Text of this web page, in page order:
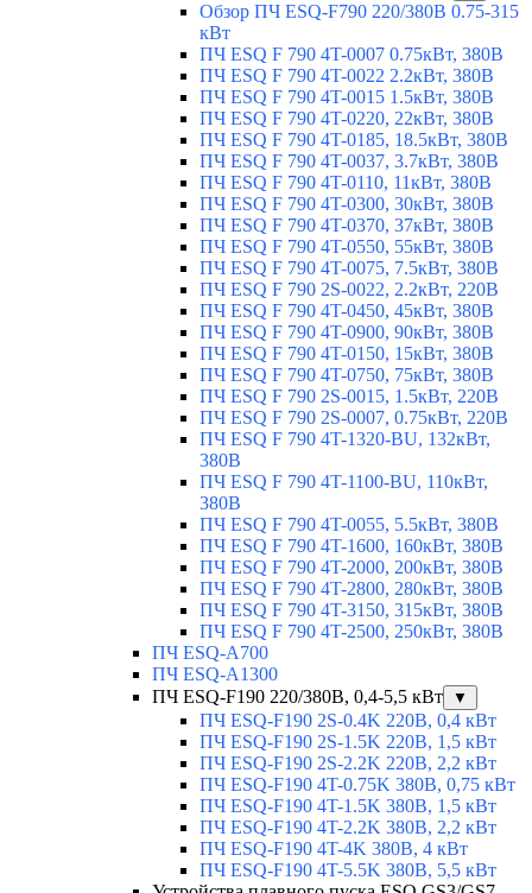
Обзор ПЧ ESQ-F790 220/380В 0.75-315
кВт
ПЧ ESQ F 790 4T-0007 0.75кВт, 380В
ПЧ ESQ F 790 4T-0022 2.2кВт, 380В
ПЧ ESQ F 790 4T-0015 1.5кВт, 380В
ПЧ ESQ F 790 4T-0220, 22кВт, 380В
ПЧ ESQ F 790 4T-0185, 18.5кВт, 380В
ПЧ ESQ F 790 4T-0037, 3.7кВт, 380В
ПЧ ESQ F 790 4T-0110, 11кВт, 380В
ПЧ ESQ F 790 4T-0300, 30кВт, 380В
ПЧ ESQ F 790 4T-0370, 37кВт, 380В
ПЧ ESQ F 790 4T-0550, 55кВт, 380В
ПЧ ESQ F 790 4T-0075, 7.5кВт, 380В
ПЧ ESQ F 790 2S-0022, 2.2кВт, 220В
ПЧ ESQ F 790 4T-0450, 45кВт, 380В
ПЧ ESQ F 790 4T-0900, 90кВт, 380В
ПЧ ESQ F 790 4T-0150, 15кВт, 380В
ПЧ ESQ F 790 4T-0750, 75кВт, 380В
ПЧ ESQ F 790 2S-0015, 1.5кВт, 220В
ПЧ ESQ F 790 2S-0007, 0.75кВт, 220В
ПЧ ESQ F 790 4T-1320-BU, 132кВт,
380В
ПЧ ESQ F 790 4T-1100-BU, 110кВт,
380В
ПЧ ESQ F 790 4T-0055, 5.5кВт, 380В
ПЧ ESQ F 790 4T-1600, 160кВт, 380В
ПЧ ESQ F 790 4T-2000, 200кВт, 380В
ПЧ ESQ F 790 4T-2800, 280кВт, 380В
ПЧ ESQ F 790 4T-3150, 315кВт, 380В
ПЧ ESQ F 790 4T-2500, 250кВт, 380В
ПЧ ESQ-A700
ПЧ ESQ-A1300
ПЧ ESQ-F190 220/380В, 0,4-5,5 кВт
▼
ПЧ ESQ-F190 2S-0.4K 220В, 0,4 кВт
ПЧ ESQ-F190 2S-1.5K 220В, 1,5 кВт
ПЧ ESQ-F190 2S-2.2K 220В, 2,2 кВт
ПЧ ESQ-F190 4T-0.75K 380В, 0,75 кВт
ПЧ ESQ-F190 4T-1.5K 380В, 1,5 кВт
ПЧ ESQ-F190 4T-2.2K 380В, 2,2 кВт
ПЧ ESQ-F190 4T-4K 380В, 4 кВт
ПЧ ESQ-F190 4T-5.5K 380В, 5,5 кВт